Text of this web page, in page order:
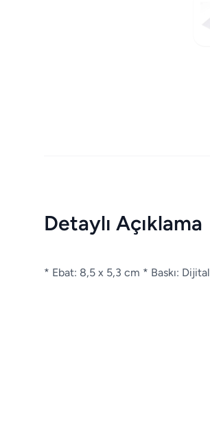
Detaylı Açıklama
* Ebat: 8,5 x 5,3 cm * Baskı: Dijital